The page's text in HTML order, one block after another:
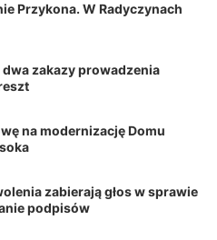
Przykona. W Radyczynach
zakazy prowadzenia
na modernizację Domu
zabierają głos w sprawie
podpisów